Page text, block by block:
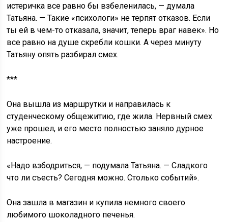
истеричка все равно бы взбеленилась, — думала
Татьяна. — Такие «психологи» не терпят отказов. Если
ты ей в чем-то отказала, значит, теперь враг навек». Но
все равно на душе скребли кошки. А через минуту
Татьяну опять разбирал смех.
***
Она вышла из маршрутки и направилась к
студенческому общежитию, где жила. Нервный смех
уже прошел, и его место полностью заняло дурное
настроение.
«Надо взбодриться, — подумала Татьяна. — Сладкого
что ли съесть? Сегодня можно. Столько событий».
Она зашла в магазин и купила немного своего
любимого шоколадного печенья.